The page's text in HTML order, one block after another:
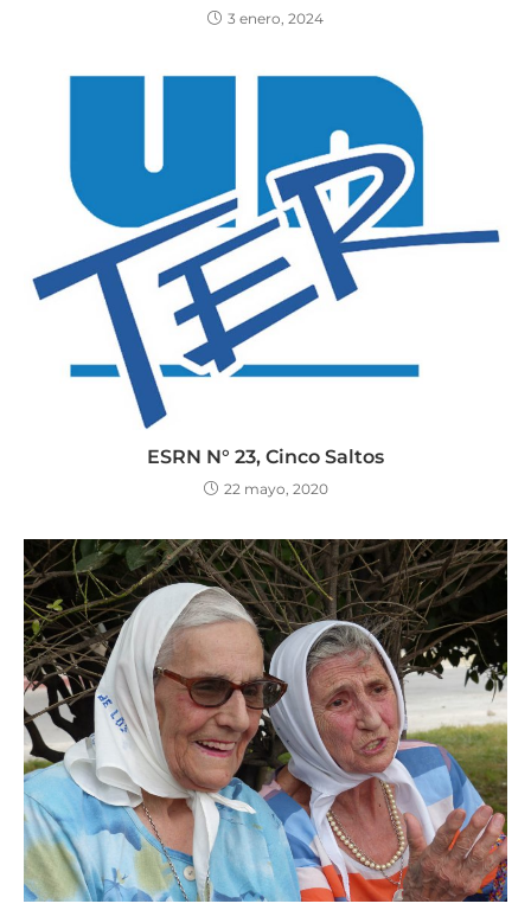
3 enero, 2024
ESRN N° 23, Cinco Saltos
22 mayo, 2020